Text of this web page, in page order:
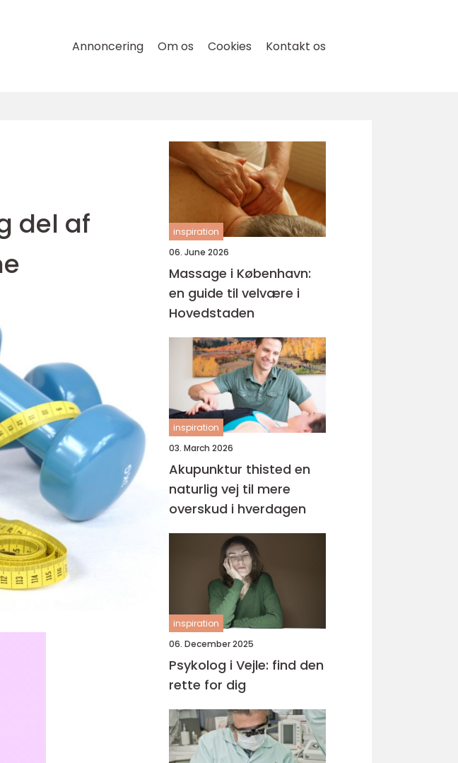
Annoncering Om os Cookies Kontakt os
del af
inspiration
06. June 2026
Massage i København:
en guide til velvære i
Hovedstaden
inspiration
03. March 2026
Akupunktur thisted en
naturlig vej til mere
overskud i hverdagen
inspiration
06. December 2025
Psykolog i Vejle: find den
rette for dig